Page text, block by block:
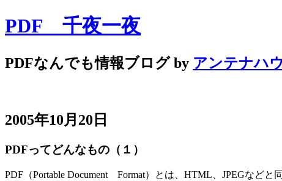
PDF 千夜一夜
PDFなんでも情報ブログ by アンテナハ
2005年10月20日
PDFってどんなもの（１）
PDF（Portable Document Format）とは、HTML、JPEGなど